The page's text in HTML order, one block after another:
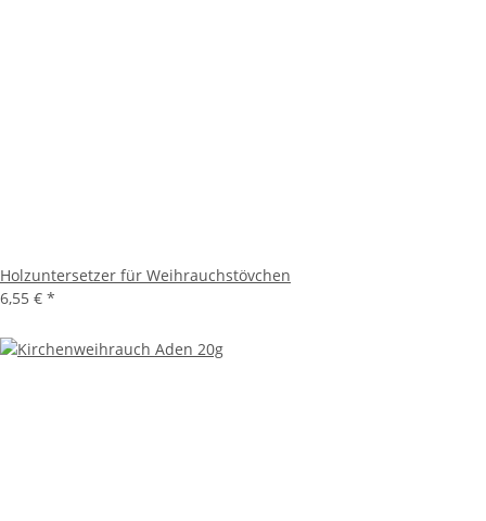
Holzuntersetzer für Weihrauchstövchen
6,55 € *